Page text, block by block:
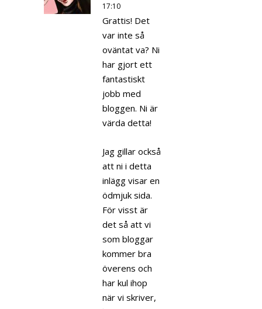
17:10
Grattis! Det
var inte så
oväntat va? Ni
har gjort ett
fantastiskt
jobb med
bloggen. Ni är
värda detta!
Jag gillar också
att ni i detta
inlägg visar en
ödmjuk sida.
För visst är
det så att vi
som bloggar
kommer bra
överens och
har kul ihop
när vi skriver,